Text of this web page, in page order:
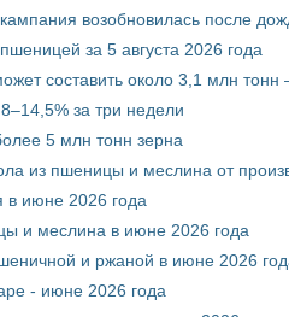
возобновилась после
за 5 августа 2026 года
составить около 3,1 млн тонн
за три недели
5 млн тонн зерна
из пшеницы и меслина от
в июне 2026 года
и меслина в июне 2026 года
и ржаной в июне 2026
- июне 2026 года